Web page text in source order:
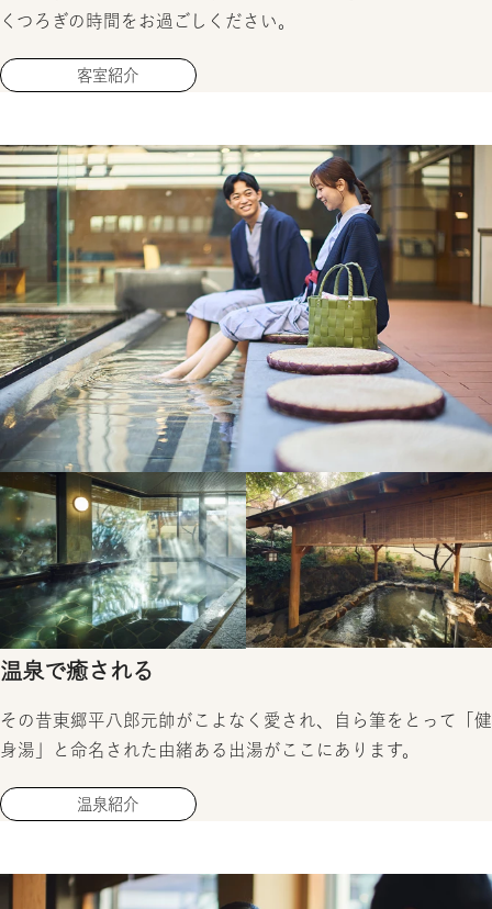
くつろぎの時間をお過ごしください。
客室紹介
温泉で癒される
その昔東郷平八郎元帥がこよなく愛され、自ら筆をとって「健
身湯」と命名された由緒ある出湯がここにあります。
温泉紹介